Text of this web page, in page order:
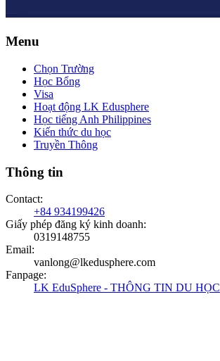
Menu
Chọn Trường
Học Bổng
Visa
Hoạt động LK Edusphere
Học tiếng Anh Philippines
Kiến thức du học
Truyền Thông
Thông tin
Contact:
+84 934199426
Giấy phép đăng ký kinh doanh:
0319148755
Email:
vanlong@lkedusphere.com
Fanpage:
LK EduSphere - THÔNG TIN DU HỌC